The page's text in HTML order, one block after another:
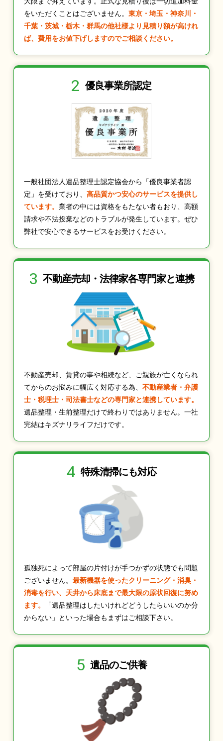
をいただくことはございません。 東京・埼玉・神奈川・
千葉・茨城・栃木・群馬の他社様より見積り額が高けれ
ば、費用をお値下げしますのでご相談ください。
2 優良事業所認定
一般社団法人遺品整理士認定協会から「優良事業者認
定」を受けており、 高品質かつ安心のサービスを提供し
ています。 業者の中には資格をもたない者もおり、高額
請求や不法投棄などのトラブルが発生しています。ぜひ
弊社で安心できるサービスをお受けください。
3 不動産売却・法律家各専門家と連携
不動産売却、賃貸の事や相続など、ご親族が亡くなられ
てからのお悩みに幅広く対応する為、 不動産業者・弁護
士・税理士・司法書士などの専門家と連携しています。
遺品整理・生前整理だけで終わりではありません。一社
完結はキズナリライフだけです。
4 特殊清掃にも対応
孤独死によって部屋の片付けが手つかずの状態でも問題
ございません。 最新機器を使ったクリーニング・消臭・
消毒を行い、天井から床底まで最大限の原状回復に努め
ます。
「遺品整理はしたいけれどどうしたらいいのか分
からない」といった場合もまずはご相談下さい。
5 遺品のご供養